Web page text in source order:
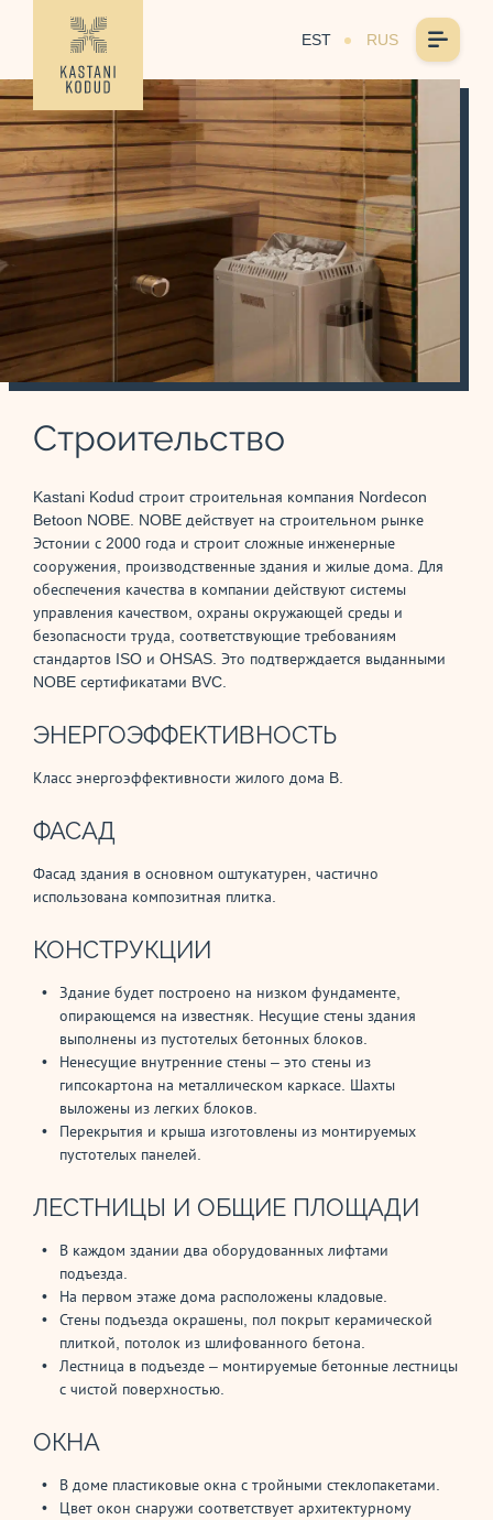
EST RUS
Строительство
Kastani Kodud строит строительная компания Nordecon
Betoon NOBE. NOBE действует на строительном рынке
Эстонии с 2000 года и строит сложные инженерные
сооружения, производственные здания и жилые дома. Для
обеспечения качества в компании действуют системы
управления качеством, охраны окружающей среды и
безопасности труда, соответствующие требованиям
стандартов ISO и OHSAS. Это подтверждается выданными
NOBE сертификатами BVC.
ЭНЕРГОЭФФЕКТИВНОСТЬ
Класс энергоэффективности жилого дома B.
ФАСАД
Фасад здания в основном оштукатурен, частично
использована композитная плитка.
КОНСТРУКЦИИ
Здание будет построено на низком фундаменте,
опирающемся на известняк. Несущие стены здания
выполнены из пустотелых бетонных блоков.
Ненесущие внутренние стены – это стены из
гипсокартона на металлическом каркасе. Шахты
выложены из легких блоков.
Перекрытия и крыша изготовлены из монтируемых
пустотелых панелей.
ЛЕСТНИЦЫ И ОБЩИЕ ПЛОЩАДИ
В каждом здании два оборудованных лифтами
подъезда.
На первом этаже дома расположены кладовые.
Стены подъезда окрашены, пол покрыт керамической
плиткой, потолок из шлифованного бетона.
Лестница в подъезде – монтируемые бетонные лестницы
с чистой поверхностью.
ОКНА
В доме пластиковые окна с тройными стеклопакетами.
Цвет окон снаружи соответствует архитектурному